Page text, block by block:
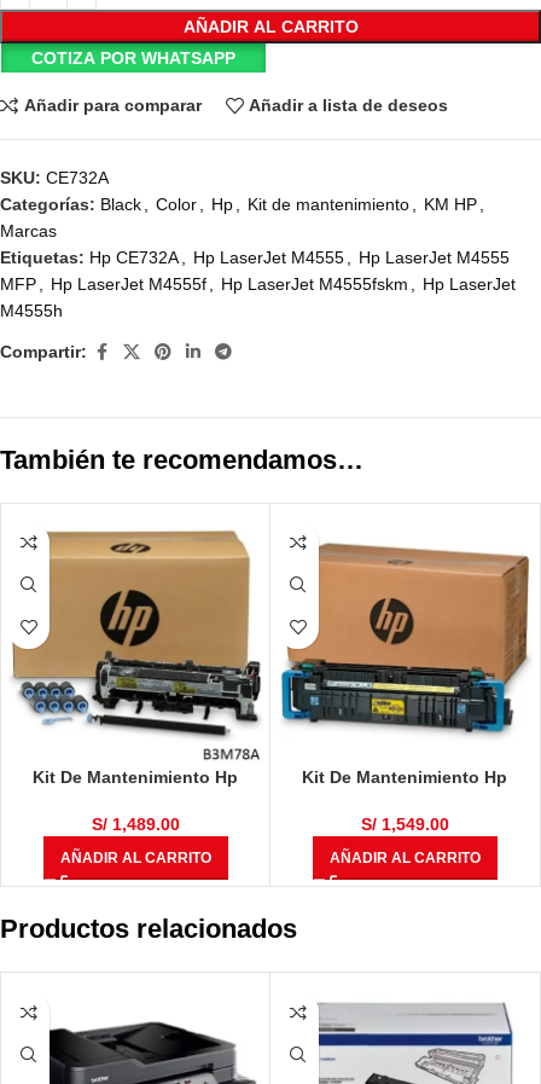
AÑADIR AL CARRITO
COTIZA POR WHATSAPP
Añadir para comparar Añadir a lista de deseos
SKU: CE732A
Categorías: Black Color Hp Kit de mantenimiento KM HP
Marcas
Etiquetas: Hp CE732A Hp LaserJet M4555
Hp LaserJet M4555
MFP
Hp LaserJet M4555f Hp LaserJet M4555fskm
Hp LaserJet
M4555h
Compartir:
También te recomendamos…
Kit De Mantenimiento Hp
225,000 Páginas
S/1,489.00
AÑADIR AL CARRITO
Kit De Mantenimiento Hp
Enterprise Flow M880z /
M855dn / M855xh 100,000
Páginas
S/1,549.00
AÑADIR AL CARRITO
Productos relacionados